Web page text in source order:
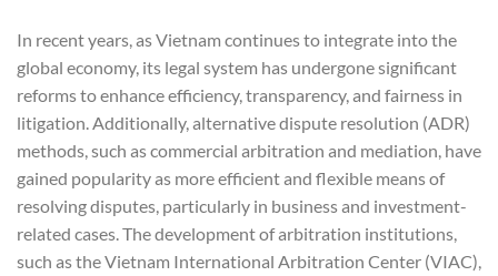
In recent years, as Vietnam continues to integrate into the
global economy, its legal system has undergone significant
reforms to enhance efficiency, transparency, and fairness in
litigation. Additionally, alternative dispute resolution (ADR)
methods, such as commercial arbitration and mediation, have
gained popularity as more efficient and flexible means of
resolving disputes, particularly in business and investment-
related cases. The development of arbitration institutions,
such as the Vietnam International Arbitration Center (VIAC),